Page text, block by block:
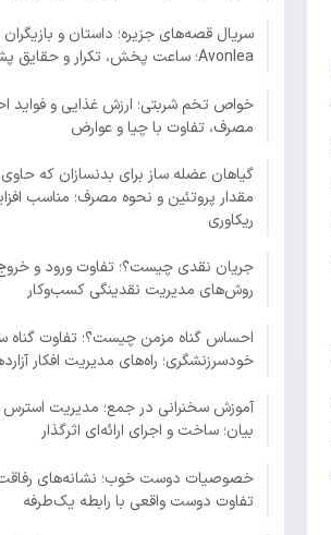
Avonlea؛ ساعت پخش، تکرار و حقایق پشت صحنه
خواص تخم شربتی؛ ارزش غذایی و فواید
مصرف، تفاوت با چیا و عوارض
گیاهان عضله ساز برای بدنسازان که
مقدار پروتئین و نحوه مصرف؛ مناسب
ریکاوری
جریان نقدی چیست؟؛ تفاوت ورود و
روش‌های مدیریت نقدینگی کسب‌وکار
احساس گناه مزمن چیست؟؛ تفاوت گناه
خودسرزنشگری؛ راه‌های مدیریت افکار
آموزش سخنرانی در جمع؛ مدیریت
بیان؛ ساخت و اجرای ارائه‌ای اثرگذار
خصوصیات دوست خوب؛ نشانه‌های رفاقت
تفاوت دوست واقعی با رابطه یک‌طرفه